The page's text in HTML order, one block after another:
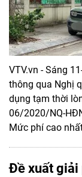
VTV.vn - Sáng
thông qua Nghị
dụng tạm thời
06/2020/NQ-
Mức phí cao
Đề xuất giải